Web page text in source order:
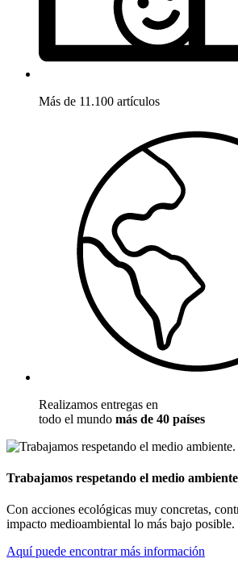
Más de 11.100 artículos
Realizamos entregas en
todo el mundo más de 40 países
Trabajamos respetando el medio
Con acciones ecológicas muy concretas,
impacto medioambiental lo más bajo posible.
Aquí puede encontrar más información